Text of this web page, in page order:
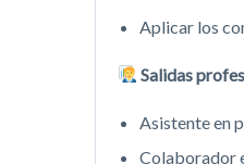
Aplicar los
Salidas
Asistente en
Colaborador